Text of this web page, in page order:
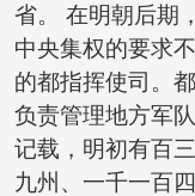
省。 在明朝后期
中央集权的要求
的都指挥使司。
负责管理地方军
记载，明初有百
九州、一千一百